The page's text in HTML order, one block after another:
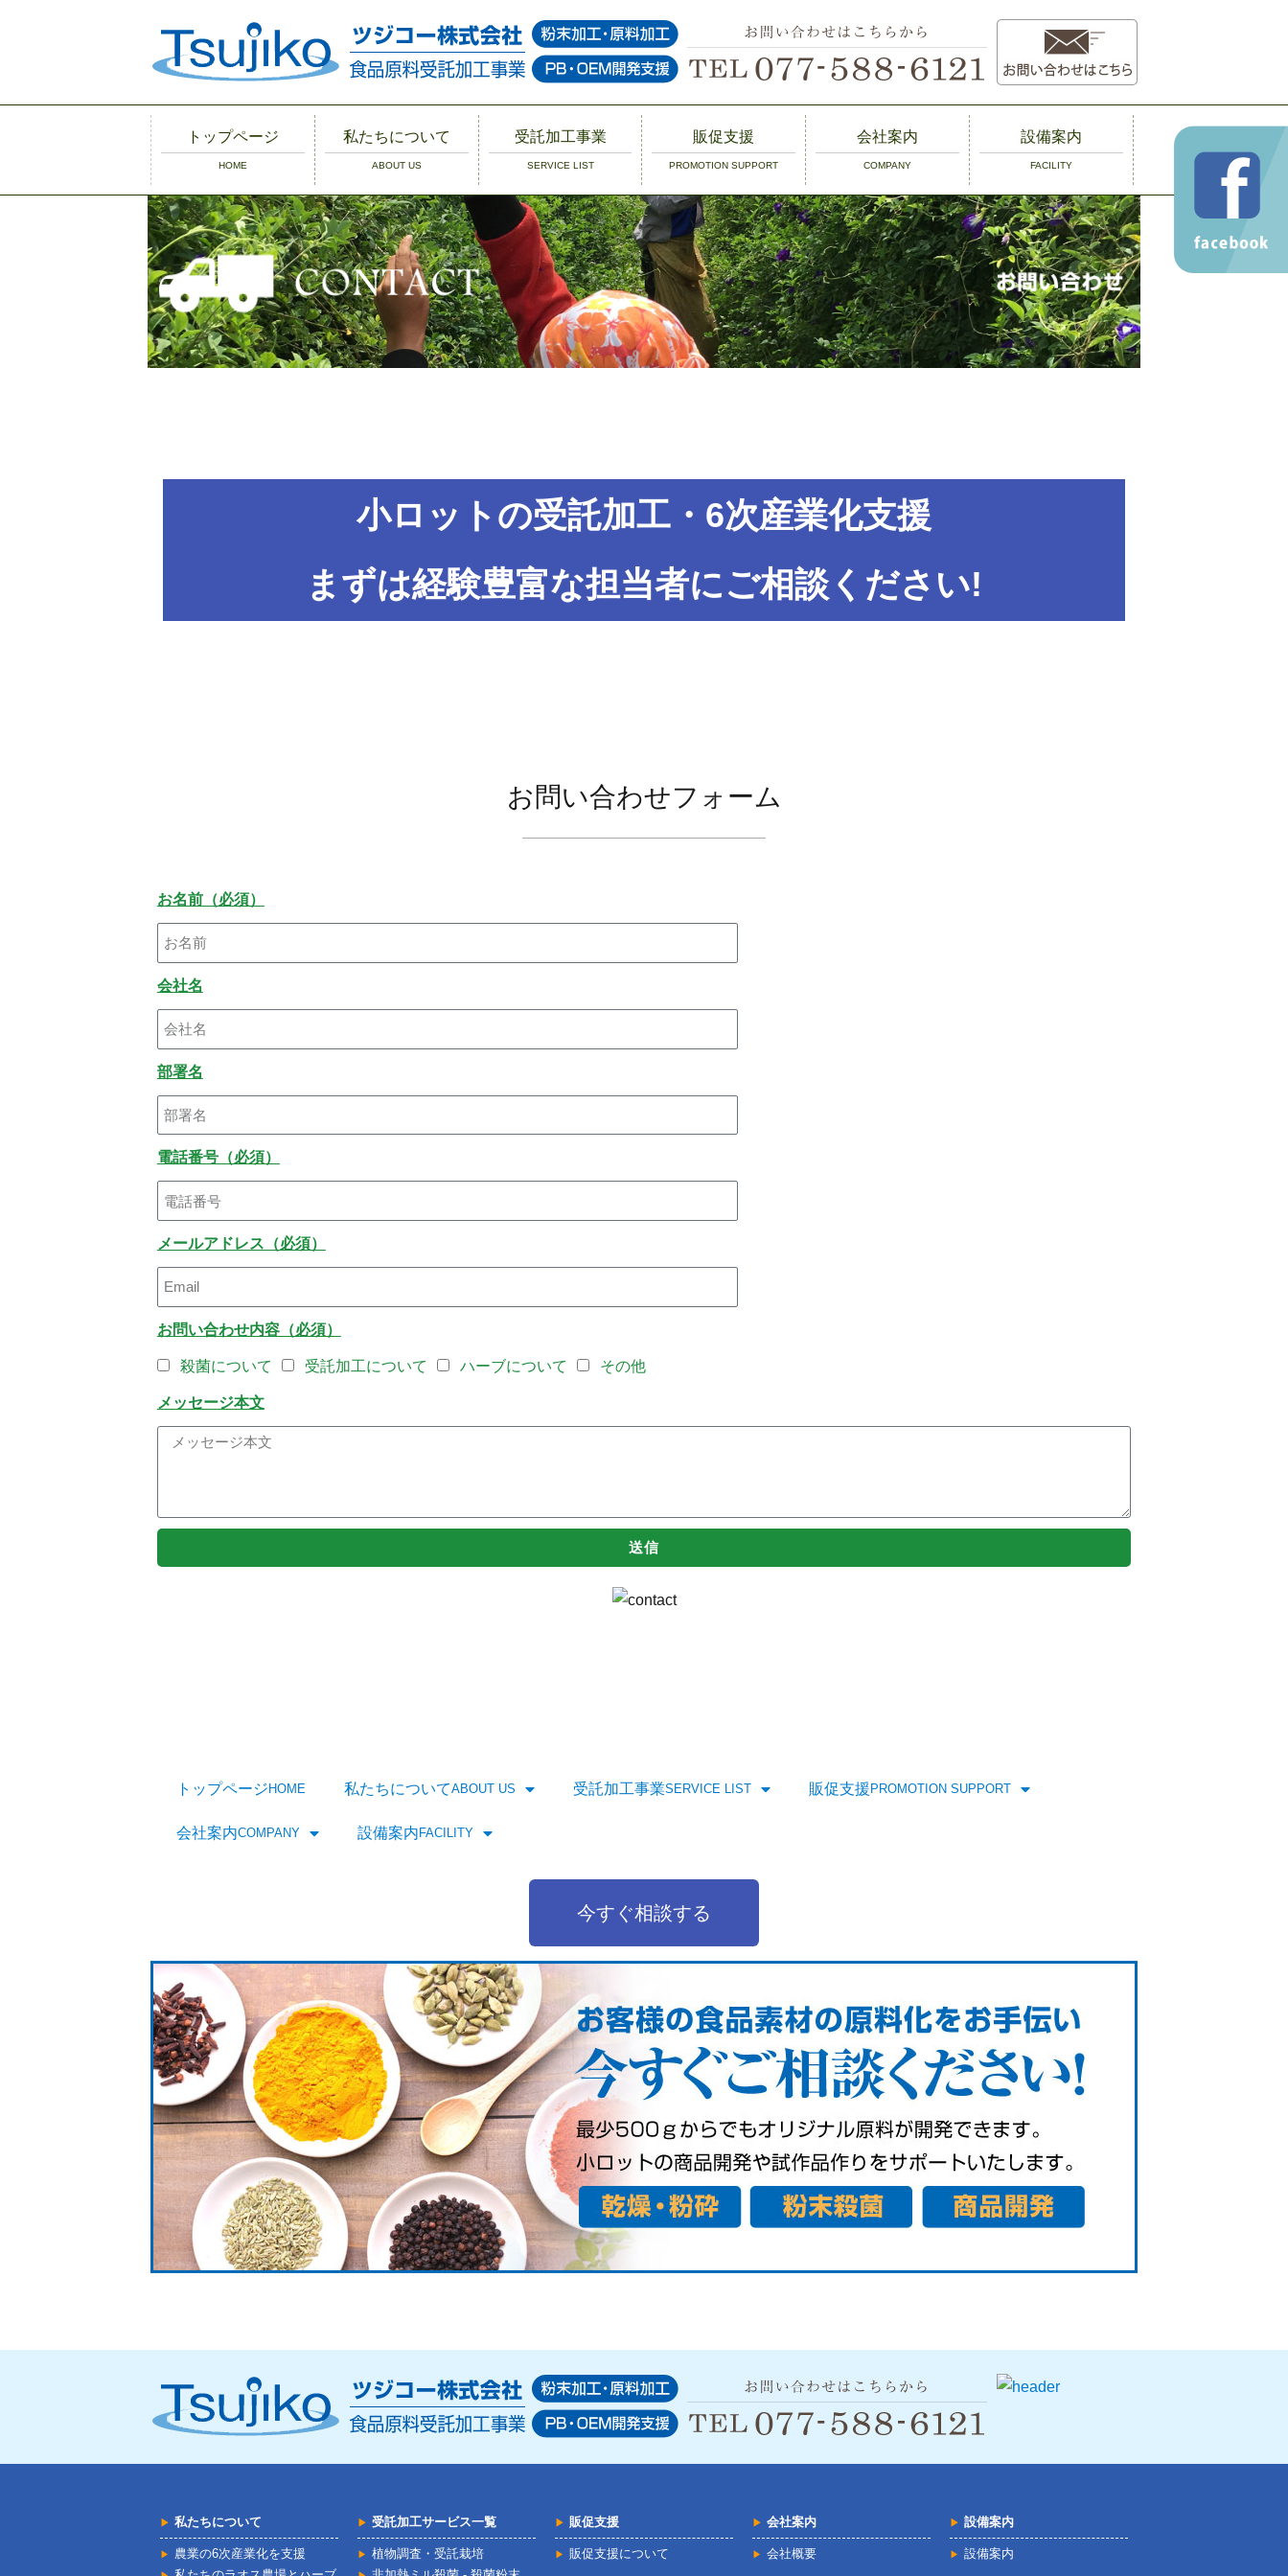
トップページ
HOME
私たちについて
ABOUT US
農業の6次産業化
を支援
私たちのラオス農
場とハーブ
マンガで分かる受
託加工
受託加工事業
SERVICE LIST
受託加工サービス
一覧
植物調査・受託栽
非加熱ミル殺菌 ー
粉末殺菌
乾燥加工
粉砕加工
ティーバッグ受託
製造
ご依頼の流れ
販促支援
PROMOTION SUPPORT
販促支援について
会社案内
COMPANY
会社概要
設備案内
FACILITY
設備案内
小ロットの受託加工・ 6次産業化支援
まずは経験豊富な担当者にご相談ください!
お問い合わせフォーム
お名前（必須）
会社名
部署名
電話番号（必須）
メールアドレス（必須）
お問い合わせ内容（必須）
殺菌について 受託加工について ハーブについて その他
メッセージ本文
送信
トップページHOME 私たちについてABOUT US 受託加工事業SERVICE LIST 販促支援PROMOTION SUPPORT
会社案内COMPANY 設備案内FACILITY
今すぐ相談する
私たちについて
農業の6次産業化を支援
受託加工サービス一覧
植物調査・受託栽培
販促支援
販促支援について
会社案内
会社概要
設備案内
設備案内